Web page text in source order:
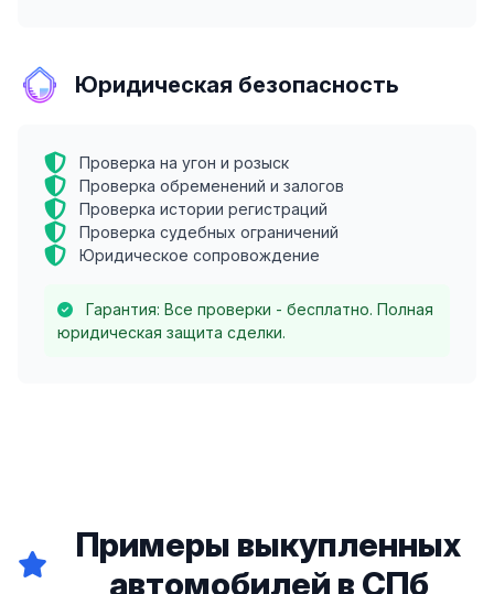
Юридическая безопасность
Проверка на угон и розыск
Проверка обременений и залогов
Проверка истории регистраций
Проверка судебных ограничений
Юридическое сопровождение
Гарантия: Все проверки - бесплатно. Полная
юридическая защита сделки.
Примеры выкупленных
автомобилей в СПб